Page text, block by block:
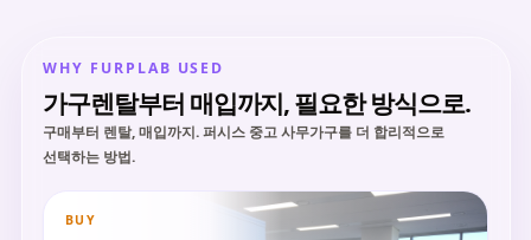
WHY FURPLAB USED
가구렌탈부터 매입까지, 필요한 방식으로.
구매부터 렌탈, 매입까지. 퍼시스 중고 사무가구를 더 합리적으로
선택하는 방법.
BUY